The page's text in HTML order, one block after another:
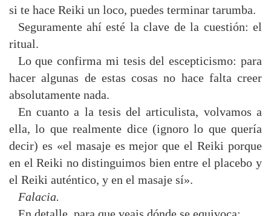
si te hace Reiki un loco, puedes terminar tarumba.
Seguramente ahí esté la clave de la cuestión: el
ritual.
Lo que confirma mi tesis del escepticismo: para
hacer algunas de estas cosas no hace falta creer
absolutamente nada.
En cuanto a la tesis del articulista, volvamos a
ella, lo que realmente dice (ignoro lo que quería
decir) es «el masaje es mejor que el Reiki porque
en el Reiki no distinguimos bien entre el placebo y
el Reiki auténtico, y en el masaje sí».
Falacia.